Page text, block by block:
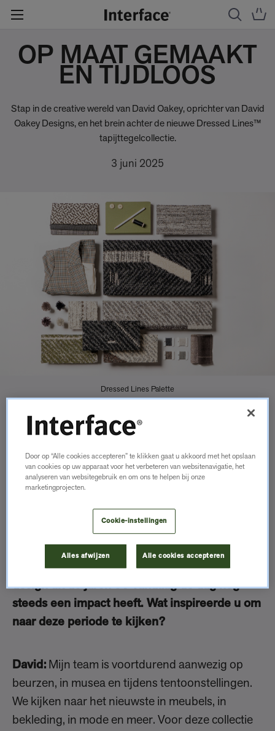
OP MAAT GEMAAKT
EN TIJDLOOS
Stap in de creative wereld van David Oakey, oprichter van David
Oakey Designs, en het brein achter de nieuwe Dressed Lines™
tapijttegelcollectie.
3 juni 2025
Dressed Lines Palette
"De patronen zijn verfijnd,
kleinschalig en
hebben een hoog contrast.
Het is duidelijk dat mode uit
de jaren 50 ons echt heeft
geïnspireerd."
V. Dressed Lines weerspiegelt hoe klassiek
design uit de jaren 50 vandaag de dag nog
steeds een impact heeft. Wat inspireerde u om
naar deze periode te kijken?
David: Mijn team is voortdurend aanwezig op
beurzen, in musea en tijdens tentoonstellingen.
We kijken naar het nieuwste in meubels, in
bekleding, in mode en meer. Voor deze collectie
Door op “Alle cookies accepteren” te klikken gaat u akkoord met het opslaan
van cookies op uw apparaat voor het verbeteren van websitenavigatie, het
analyseren van websitegebruik en om ons te helpen bij onze
marketingprojecten.
Cookie-instellingen
Alles afwijzen Alle cookies accepteren